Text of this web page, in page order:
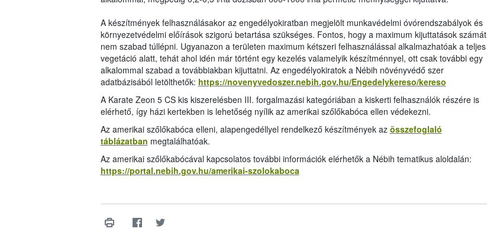
A készítmények felhasználásakor az engedélyokiratban megjelölt munkavédelmi óvórendszabályok és
környezetvédelmi előírások szigorú betartása szükséges. Fontos, hogy a maximum kijuttatások számát
nem szabad túllépni. Ugyanazon a területen maximum kétszeri felhasználással alkalmazhatóak a teljes
vegetáció alatt, tehát ahol idén már történt egy kezelés valamelyik készítménnyel, ott csak további egy
alkalommal szabad a továbbiakban kijuttatni. Az engedélyokiratok a Nébih növényvédő szer
adatbázisából letölthetők: https://novenyvedoszer.nebih.gov.hu/Engedelykereso/kereso
A Karate Zeon 5 CS kis kiszerelésben III. forgalmazási kategóriában a kiskerti felhasználók részére is
elérhető, így házi kertekben is lehetőség nyílik az amerikai szőlőkabóca ellen védekezni.
Az amerikai szőlőkabóca elleni, alapengedéllyel rendelkező készítmények az összefoglaló
táblázatban megtalálhatóak.
Az amerikai szőlőkabócával kapcsolatos további információk elérhetők a Nébih tematikus aloldalán:
https://portal.nebih.gov.hu/amerikai-szolokaboca